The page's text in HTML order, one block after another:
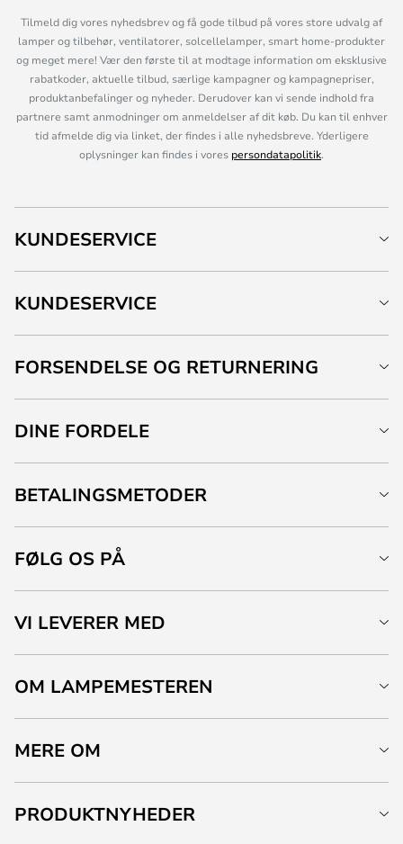
Tilmeld dig vores nyhedsbrev og få gode tilbud på vores store udvalg af
lamper og tilbehør, ventilatorer, solcellelamper, smart home-produkter
og meget mere! Vær den første til at modtage information om eksklusive
rabatkoder, aktuelle tilbud, særlige kampagner og kampagnepriser,
produktanbefalinger og nyheder. Derudover kan vi sende indhold fra
partnere samt anmodninger om anmeldelser af dit køb. Du kan til enhver
tid afmelde dig via linket, der findes i alle nyhedsbreve. Yderligere
oplysninger kan findes i vores persondatapolitik.
KUNDESERVICE
KUNDESERVICE
FORSENDELSE OG RETURNERING
DINE FORDELE
BETALINGSMETODER
FØLG OS PÅ
VI LEVERER MED
OM LAMPEMESTEREN
MERE OM
PRODUKTNYHEDER